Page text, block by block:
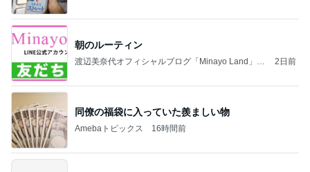
朝のルーティン
渡辺美奈代オフィシャルブログ「Minayo Land」P
2日前
同僚の福袋に入っていた羨ましい物
Amebaトピックス 16時間前